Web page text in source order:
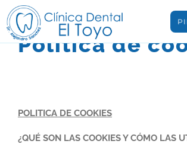
Saltar
contenido
Política de
POLITICA DE COOKIES
¿QUÉ SON LAS COOKIES Y CÓMO LAS